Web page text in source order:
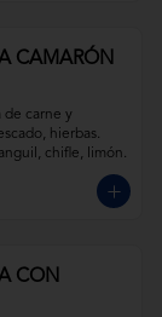
CAMARÓN
de carne y
hierbas.
chifle, limón.
CON